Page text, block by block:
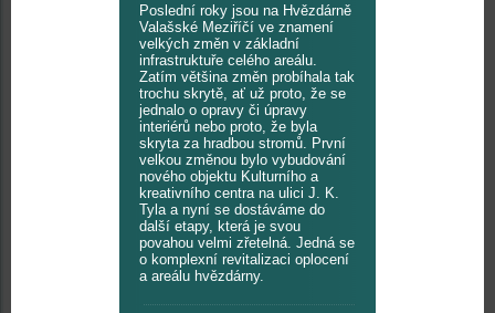
Poslední roky jsou na Hvězdárně
Valašské Meziříčí ve znamení
velkých změn v základní
infrastruktuře celého areálu.
Zatím většina změn probíhala tak
trochu skrytě, ať už proto, že se
jednalo o opravy či úpravy
interiérů nebo proto, že byla
skryta za hradbou stromů. První
velkou změnou bylo vybudování
nového objektu Kulturního a
kreativního centra na ulici J. K.
Tyla a nyní se dostáváme do
další etapy, která je svou
povahou velmi zřetelná. Jedná se
o komplexní revitalizaci oplocení
a areálu hvězdárny.